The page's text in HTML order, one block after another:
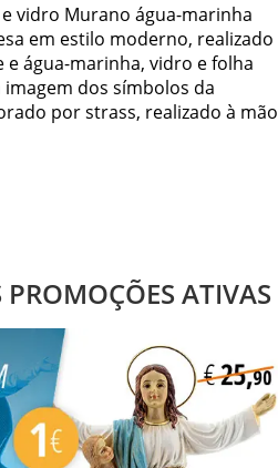
vidro Murano água-marinha
em estilo moderno, realizado
água-marinha, vidro e folha
dos símbolos da
por strass, realizado à mão
PROMOÇÕES ATIVAS